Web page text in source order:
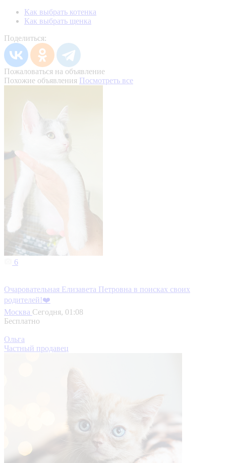
Как выбрать котенка
Как выбрать щенка
Поделиться:
Пожаловаться на объявление
Похожие объявления Посмотреть все
6
Очаровательная Елизавета Петровна в поисках своих
родителей!❤️
Москва Сегодня, 01:08
Бесплатно
Ольга
Частный продавец